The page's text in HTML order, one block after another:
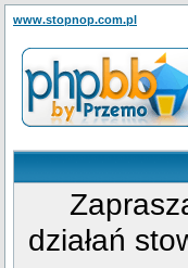
www.stopnop.com.pl
działań